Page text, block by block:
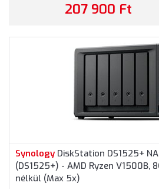
207 900 Ft
Synology DiskStation DS1525+
(DS1525+) - AMD Ryzen V1500B,
nélkül (Max 5x)